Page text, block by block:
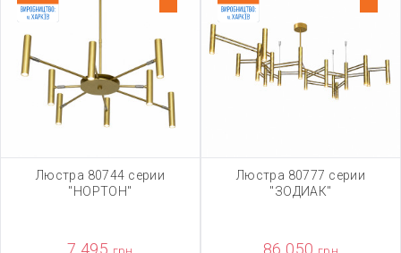
Люстра 80744 серии
"НОРТОН"
7 495
Люстра 80777 серии
"ЗОДИАК"
86 050